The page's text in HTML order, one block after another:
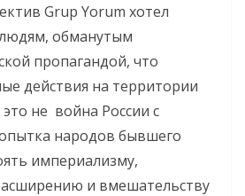
Grup Yorum хотел
людям, обманутым
пропагандой, что
действия на территории
не война России с
народов бывшего
империализму,
и вмешательству